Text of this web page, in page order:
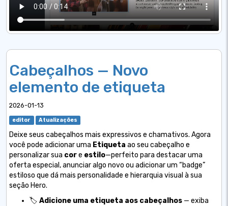
Cabeçalhos — Novo
elemento de etiqueta
2026-01-13
editor Atualizações
Deixe seus cabeçalhos mais expressivos e chamativos. Agora
você pode adicionar uma Etiqueta ao seu cabeçalho e
personalizar sua core estilo—perfeito para destacar uma
oferta especial, anunciar algo novo ou adicionar um “badge”
estiloso que dá mais personalidade e hierarquia visual à sua
seção Hero.
🏷️ Adicione uma etiqueta aos cabeçalhos — exiba